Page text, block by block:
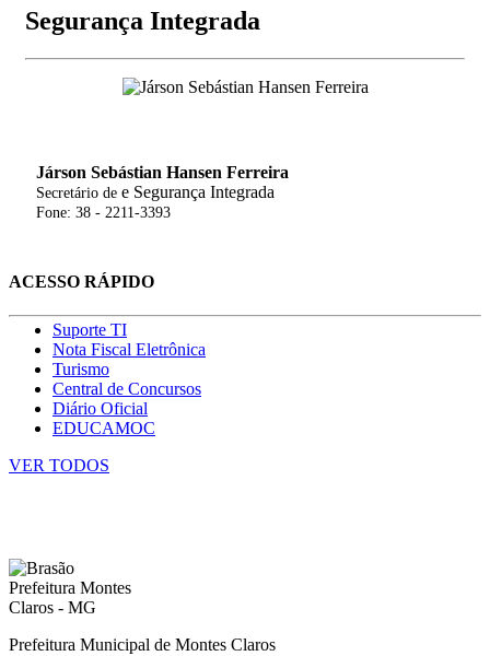
Segurança Integrada
Járson Sebástian Hansen Ferreira
Secretário de e Segurança Integrada
Fone: 38 - 2211-3393
ACESSO RÁPIDO
Suporte TI
Nota Fiscal Eletrônica
Turismo
Central de Concursos
Diário Oficial
EDUCAMOC
VER TODOS
Prefeitura Municipal de Montes Claros